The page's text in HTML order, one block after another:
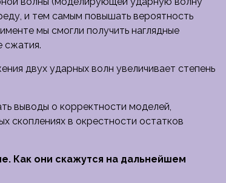
и тем самым повышать вероятность
мы смогли получить наглядные
сжатия.
двух ударных волн увеличивает степень
выводы о корректности моделей,
скоплениях в окрестности остатков
Как они скажутся на дальнейшем